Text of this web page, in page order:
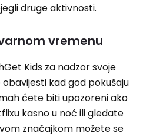
druge aktivnosti.
vremenu
Kids za nadzor svoje
kad god pokušaju
ćete biti upozoreni ako
kasno u noć ili gledate
značajkom možete se